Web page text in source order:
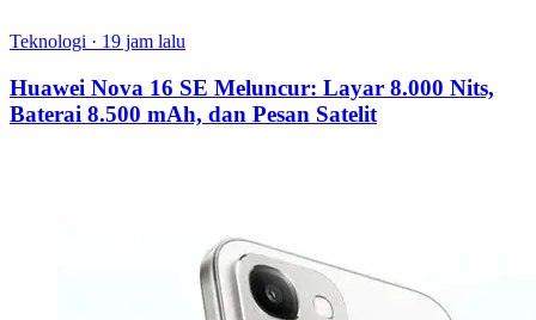
Teknologi · 19 jam lalu
Huawei Nova 16 SE Meluncur: Layar 8.000 Nits,
Baterai 8.500 mAh, dan Pesan Satelit